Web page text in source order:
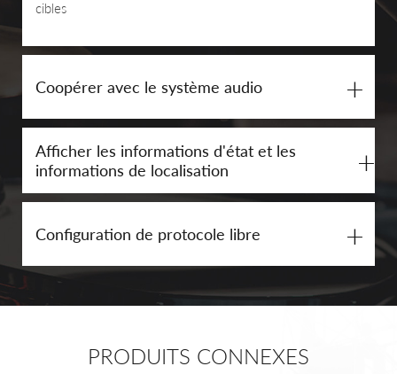
cibles
Coopérer avec le système audio +
Afficher les informations d'état et les
informations de localisation
+
Configuration de protocole libre +
PRODUITS CONNEXES